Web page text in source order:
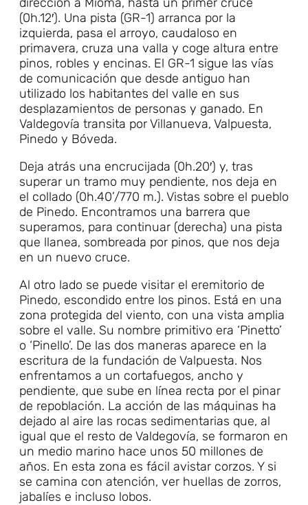
(0h.12′). Una pista (GR-1) arranca por la
izquierda, pasa el arroyo, caudaloso en
primavera, cruza una valla y coge altura entre
pinos, robles y encinas. El GR-1 sigue las vías
de comunicación que desde antiguo han
utilizado los habitantes del valle en sus
desplazamientos de personas y ganado. En
Valdegovía transita por Villanueva, Valpuesta,
Pinedo y Bóveda.
Deja atrás una encrucijada (0h.20′) y, tras
superar un tramo muy pendiente, nos deja en
el collado (0h.40’/770 m.). Vistas sobre el pueblo
de Pinedo. Encontramos una barrera que
superamos, para continuar (derecha) una pista
que llanea, sombreada por pinos, que nos deja
en un nuevo cruce.
Al otro lado se puede visitar el eremitorio de
Pinedo, escondido entre los pinos. Está en una
zona protegida del viento, con una vista amplia
sobre el valle. Su nombre primitivo era ‘Pinetto’
o ‘Pinello’. De las dos maneras aparece en la
escritura de la fundación de Valpuesta. Nos
enfrentamos a un cortafuegos, ancho y
pendiente, que sube en línea recta por el pinar
de repoblación. La acción de las máquinas ha
dejado al aire las rocas sedimentarias que, al
igual que el resto de Valdegovía, se formaron en
un medio marino hace unos 50 millones de
años. En esta zona es fácil avistar corzos. Y si
se camina con atención, ver huellas de zorros,
jabalíes e incluso lobos.